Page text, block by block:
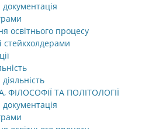
освітнього процесу
стейкхолдерами
ФІЛОСОФІЇ ТА ПОЛІТОЛОГІЇ